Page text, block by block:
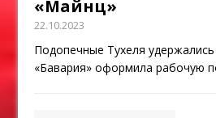
«Майнц»
22.10.2023
Подопечные Тухеля удержались
«Бавария» оформила рабочую